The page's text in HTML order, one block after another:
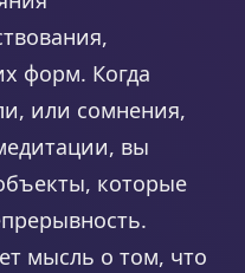
форм. Когда
или сомнения,
вы
которые
мысль о том, что